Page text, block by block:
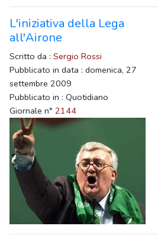
L'iniziativa della Lega
all'Airone
Scritto da : Sergio Rossi
Pubblicato in data : domenica, 27
settembre 2009
Pubblicato in : Quotidiano
Giornale n° 2144